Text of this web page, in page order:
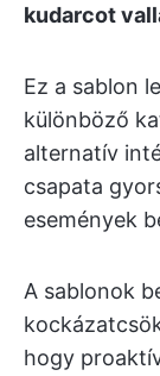
kudarcot
Ez a sablon
különböző
alternatív
csapata
események
A sablonok
hogy